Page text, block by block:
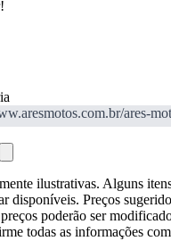
ares-
ilustrativas. Alguns
disponíveis. Preços
poderão ser
todas as informações